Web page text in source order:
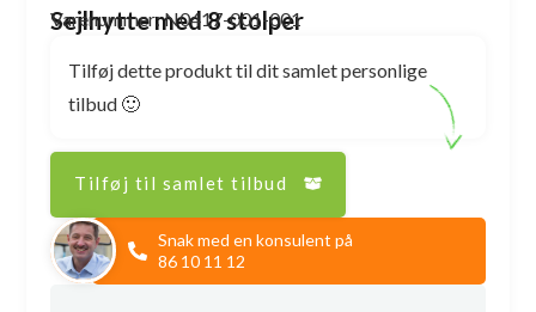
Sejlhytte med 8 stolper
Varenummer: N0417-001-001
Tilføj dette produkt til dit samlet personlige
tilbud 🙂
Snak med en konsulent på
86 10 11 12
Tilføj til samlet tilbud